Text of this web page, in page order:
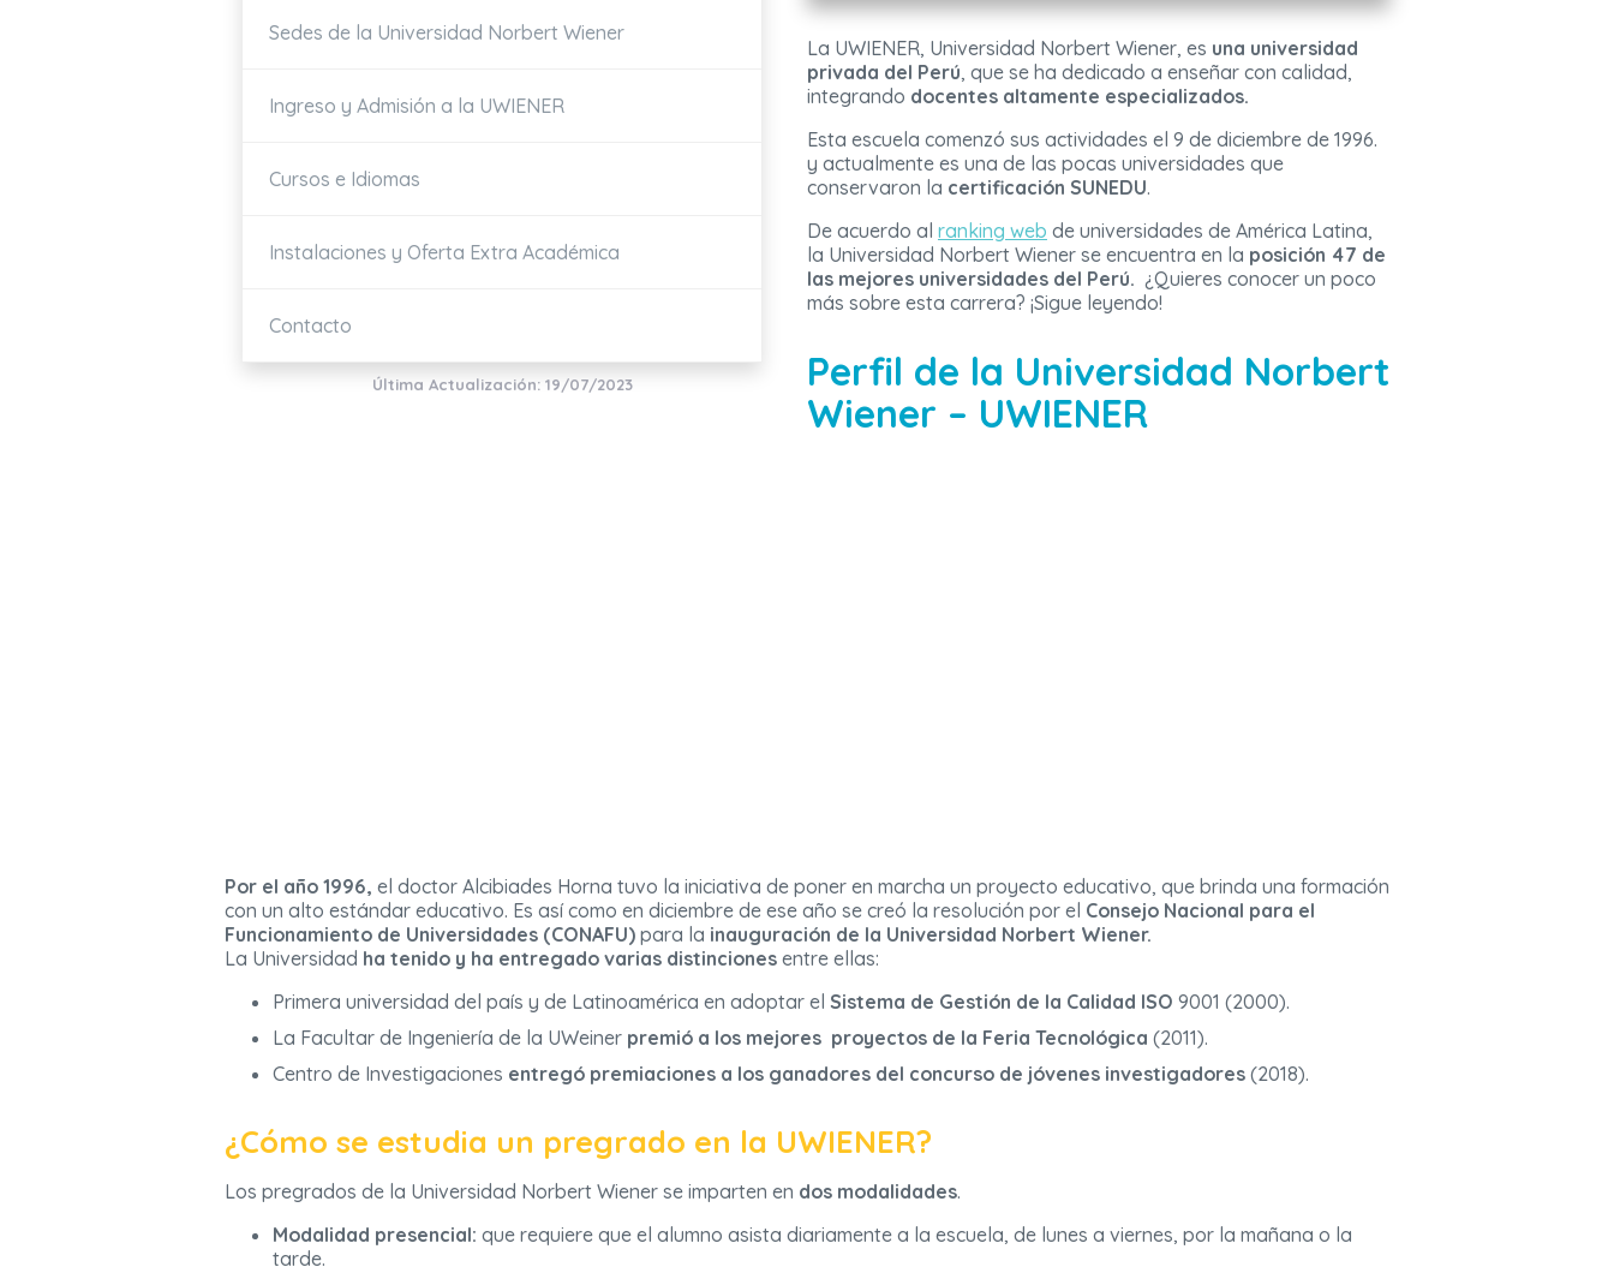
Sedes de la Universidad Norbert Wiener
Ingreso y Admisión a la UWIENER
Cursos e Idiomas
Instalaciones y Oferta Extra Académica
Contacto
Última Actualización: 19/07/2023
La UWIENER, Universidad Norbert Wiener, es una universidad
privada del Perú, que se ha dedicado a enseñar con calidad,
integrando docentes altamente especializados.
Esta escuela comenzó sus actividades el 9 de diciembre de 1996.
y actualmente es una de las pocas universidades que
conservaron la certificación SUNEDU.
De acuerdo al ranking web de universidades de América Latina,
la Universidad Norbert Wiener se encuentra en la posición 47 de
las mejores universidades del Perú. ¿Quieres conocer un poco
más sobre esta carrera? ¡Sigue leyendo!
Perfil de la Universidad Norbert
Wiener – UWIENER
Por el año 1996, el doctor Alcibiades Horna tuvo la iniciativa de poner en marcha un proyecto educativo, que brinda una formación
con un alto estándar educativo. Es así como en diciembre de ese año se creó la resolución por el Consejo Nacional para el
Funcionamiento de Universidades (CONAFU) para la inauguración de la Universidad Norbert Wiener.
La Universidad ha tenido y ha entregado varias distinciones entre ellas:
Primera universidad del país y de Latinoamérica en adoptar el Sistema de Gestión de la Calidad ISO 9001 (2000).
La Facultar de Ingeniería de la UWeiner premió a los mejores proyectos de la Feria Tecnológica (2011).
Centro de Investigaciones entregó premiaciones a los ganadores del concurso de jóvenes investigadores (2018).
¿Cómo se estudia un pregrado en la UWIENER?
Los pregrados de la Universidad Norbert Wiener se imparten en dos modalidades.
Modalidad presencial: que requiere que el alumno asista diariamente a la escuela, de lunes a viernes, por la mañana o la
tarde.